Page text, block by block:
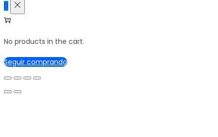
0
No products in the cart.
Seguir comprando